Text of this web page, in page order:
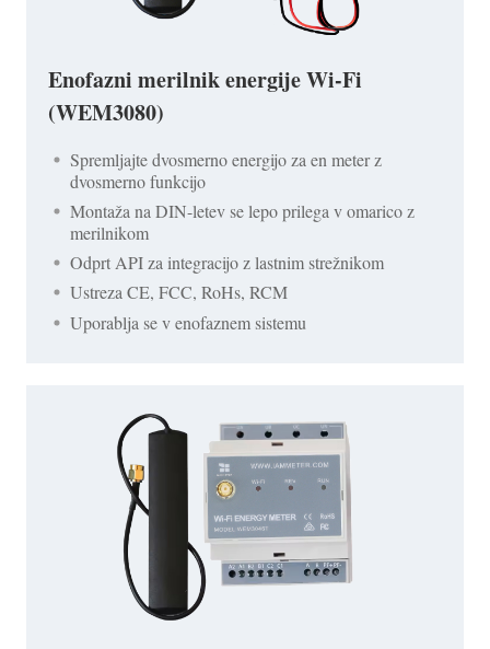
Enofazni merilnik energije Wi-Fi
(WEM3080)
Spremljajte dvosmerno energijo za en meter z
dvosmerno funkcijo
Montaža na DIN-letev se lepo prilega v omarico z
merilnikom
Odprt API za integracijo z lastnim strežnikom
Ustreza CE, FCC, RoHs, RCM
Uporablja se v enofaznem sistemu